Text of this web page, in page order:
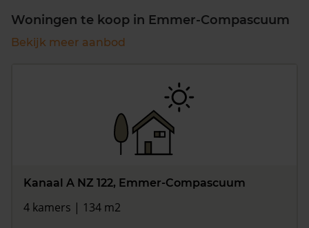
Woningen te koop in Emmer-Compascuum
Bekijk meer aanbod
Kanaal A NZ 122, Emmer-Compascuum
4 kamers | 134 m2